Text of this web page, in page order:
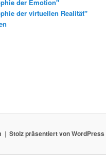
der Emotion"
der virtuellen Realität"
Stolz präsentiert von WordPress